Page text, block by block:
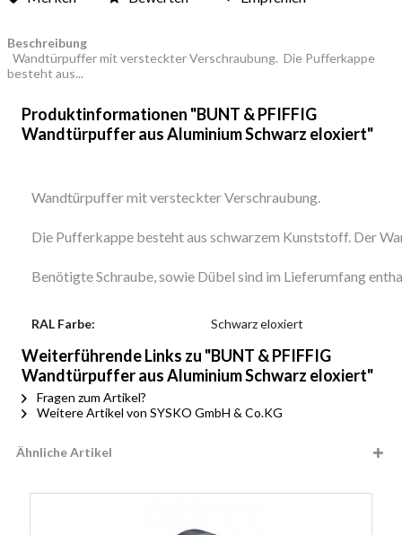
Beschreibung
Wandtürpuffer mit versteckter Verschraubung. Die Pufferkappe
besteht aus...
Produktinformationen "BUNT & PFIFFIG
Wandtürpuffer aus Aluminium Schwarz eloxiert"
Wandtürpuffer mit versteckter Verschraubung.
Die Pufferkappe besteht aus schwarzem Kunststoff. Der
Benötigte Schraube, sowie Dübel sind im Lieferumfang
RAL Farbe: Schwarz eloxiert
Weiterführende Links zu "BUNT & PFIFFIG
Wandtürpuffer aus Aluminium Schwarz eloxiert"
Fragen zum Artikel?
Weitere Artikel von SYSKO GmbH & Co.KG
Ähnliche Artikel